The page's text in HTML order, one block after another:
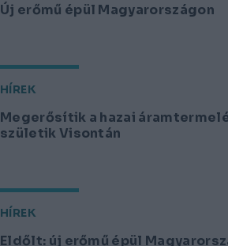
Új erőmű épül Magyarországon
HÍREK
Megerősítik a hazai
születik Visontán
HÍREK
Eldőlt: új erőmű épül